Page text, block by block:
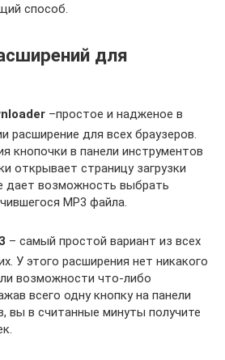
способ.
для
–простое и надженое в
расширение для всех браузеров.
кнопочки в панели инструментов
открывает страницу загрузки
дает возможность выбрать
MP3 файла.
– самый простой вариант из всех
У этого расширения нет никакого
возможности что-либо
всего одну кнопку на панели
вы в считанные минуты получите